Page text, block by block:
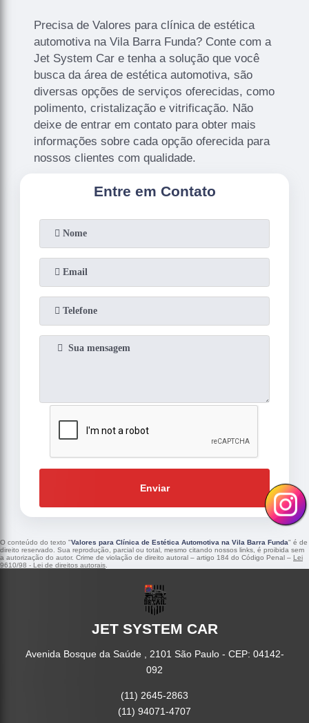
Precisa de Valores para clínica de estética
automotiva na Vila Barra Funda? Conte com a
Jet System Car e tenha a solução que você
busca da área de estética automotiva, são
diversas opções de serviços oferecidas, como
polimento, cristalização e vitrificação. Não
deixe de entrar em contato para obter mais
informações sobre cada opção oferecida para
nossos clientes com qualidade.
Entre em Contato
Enviar
O conteúdo do texto "Valores para Clínica de Estética Automotiva na Vila Barra Funda" é de
direito reservado. Sua reprodução, parcial ou total, mesmo citando nossos links, é proibida sem
a autorização do autor. Crime de violação de direito autoral – artigo 184 do Código Penal – Lei
9610/98 - Lei de direitos autorais
JET SYSTEM CAR
Avenida Bosque da Saúde , 2101 São Paulo - CEP: 04142-
092
(11) 2645-2863
(11) 94071-4707